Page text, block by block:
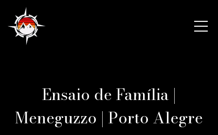
Ensaio de Família |
Meneguzzo | Porto Alegre